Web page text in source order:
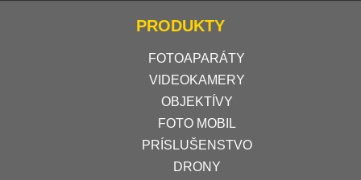
PRODUKTY
FOTOAPARÁTY
VIDEOKAMERY
OBJEKTÍVY
FOTO MOBIL
PRÍSLUŠENSTVO
DRONY